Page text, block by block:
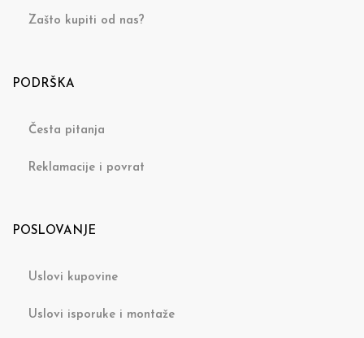
Zašto kupiti od nas?
PODRŠKA
Česta pitanja
Reklamacije i povrat
POSLOVANJE
Uslovi kupovine
Uslovi isporuke i montaže